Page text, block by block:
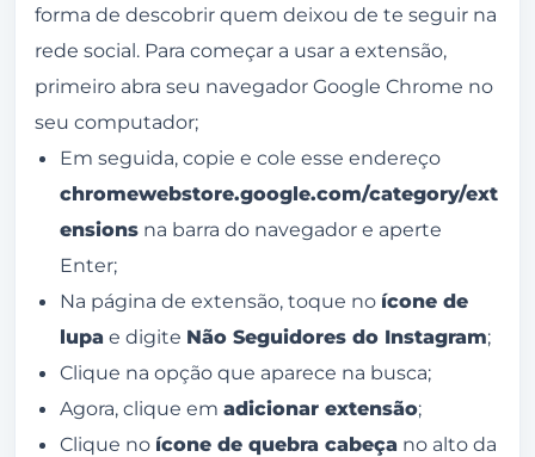
forma de descobrir quem deixou de te seguir na
rede social. Para começar a usar a extensão,
primeiro abra seu navegador Google Chrome no
seu computador;
Em seguida, copie e cole esse endereço
chromewebstore.google.com/category/ext
ensionsna barra do navegador e aperte
Enter;
Na página de extensão, toque no ícone de
lupa e digite Não Seguidores do Instagram;
Clique na opção que aparece na busca;
Agora, clique em adicionar extensão;
Clique no ícone de quebra cabeça no alto da